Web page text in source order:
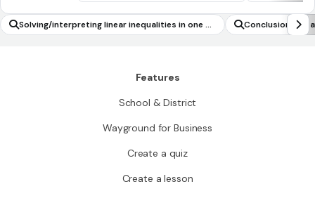
Solving/interpreting linear inequalities in one va
riable
Conclusion and
Features
School & District
Wayground for Business
Create a quiz
Create a lesson